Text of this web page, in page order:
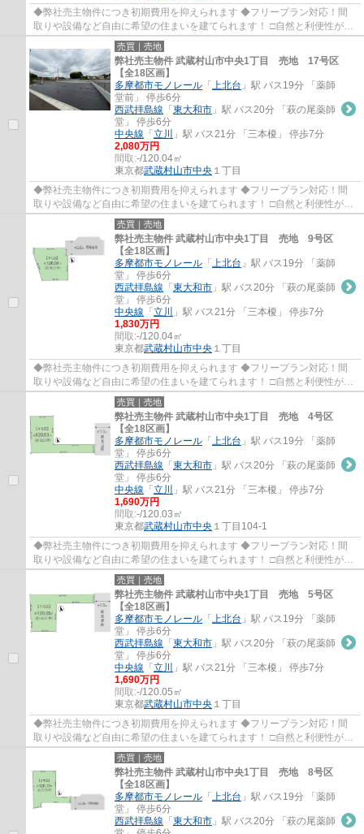
◆弊社売主物件につき初期費用を抑えられます ◆フリープラン対応！間
取りや設備など自由に希望の住まいを建てられます！ □自然と利便性が調
和した街並みです♪ □コミュニティを育む5Mの...
売買｜売地
弊社売主物件 武蔵村山市中央1丁目 売地 17号区
【全18区画】
多摩都市モノレール 「 上北台 」駅 バス19分 「薬師
堂前」 停歩6分
西武拝島線 「 東大和市 」駅 バス20分 「萩の尾薬師
堂」 停歩6分
中央線 「 立川
」駅 バス21分 「三本榎」 停歩7分
2,080万円
間取:-/120.04㎡
東京都武蔵村山市中央 １丁目
◆弊社売主物件につき初期費用を抑えられます ◆フリープラン対応！間
取りや設備など自由に希望の住まいを建てられます！ □自然と利便性が調
和した街並みです♪ □コミュニティを育む5Mの...
売買｜売地
弊社売主物件 武蔵村山市中央1丁目 売地 9号区
【全18区画】
多摩都市モノレール 「 上北台 」駅 バス19分 「薬師
堂」 停歩6分
西武拝島線 「 東大和市 」駅 バス20分 「萩の尾薬師
堂」 停歩6分
中央線 「 立川
」駅 バス21分 「三本榎」 停歩7分
1,830万円
間取:-/120.04㎡
東京都武蔵村山市中央 １丁目
◆弊社売主物件につき初期費用を抑えられます ◆フリープラン対応！間
取りや設備など自由に希望の住まいを建てられます！ □自然と利便性が調
和した街並みです♪ □コミュニティを育む5Mの...
売買｜売地
弊社売主物件 武蔵村山市中央1丁目 売地 4号区
【全18区画】
多摩都市モノレール 「 上北台 」駅 バス19分 「薬師
堂」 停歩6分
西武拝島線 「 東大和市 」駅 バス20分 「萩の尾薬師
堂」 停歩6分
中央線 「 立川
」駅 バス21分 「三本榎」 停歩7分
1,690万円
間取:-/120.03㎡
東京都武蔵村山市中央 １丁目104-1
◆弊社売主物件につき初期費用を抑えられます ◆フリープラン対応！間
取りや設備など自由に希望の住まいを建てられます！ □自然と利便性が調
和した街並みです♪ □コミュニティを育む5Mの...
売買｜売地
弊社売主物件 武蔵村山市中央1丁目 売地 5号区
【全18区画】
多摩都市モノレール 「 上北台 」駅 バス19分 「薬師
堂」 停歩6分
西武拝島線 「 東大和市 」駅 バス20分 「萩の尾薬師
堂」 停歩6分
中央線 「 立川
」駅 バス21分 「三本榎」 停歩7分
1,690万円
間取:-/120.05㎡
東京都武蔵村山市中央 １丁目
◆弊社売主物件につき初期費用を抑えられます ◆フリープラン対応！間
取りや設備など自由に希望の住まいを建てられます！ □自然と利便性が調
和した街並みです♪ □コミュニティを育む5Mの...
売買｜売地
弊社売主物件 武蔵村山市中央1丁目 売地 8号区
【全18区画】
多摩都市モノレール 「 上北台 」駅 バス19分 「薬師
堂」 停歩6分
西武拝島線 「 東大和市 」駅 バス20分 「萩の尾薬師